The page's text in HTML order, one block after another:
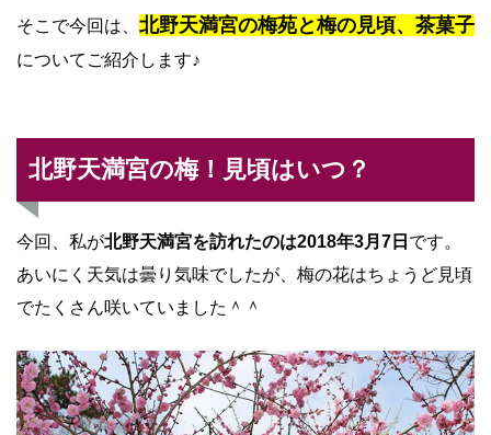
そこで今回は、 北野天満宮の梅苑と梅の見頃、茶菓子
についてご紹介します♪
北野天満宮の梅！見頃はいつ？
今回、私が北野天満宮を訪れたのは2018年3月7日 です。
あいにく天気は曇り気味でしたが、梅の花はちょうど見頃
でたくさん咲いていました＾＾